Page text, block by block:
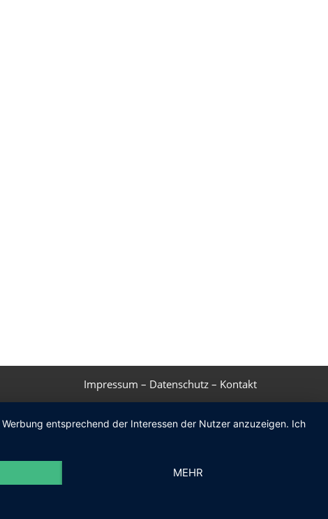
Impressum – Datenschutz – Kontakt
entsprechend der Interessen der Nutzer anzuzeigen. Ich
MEHR